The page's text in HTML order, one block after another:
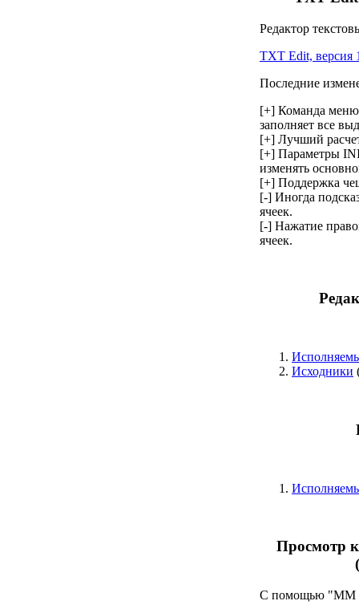
Редактор
TXT Edit, версия
Последние
[+] Команда меню
заполняет все
[+] Лучший
[+] Параметры
изменять
[+] Поддержка
[-] Иногда
ячеек.
[-] Нажатие
ячеек.
Исходники
Просмотр
С помощью "MM